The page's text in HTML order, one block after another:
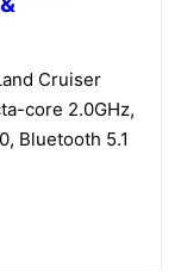
Cruiser
core 2.0GHz,
Bluetooth 5.1